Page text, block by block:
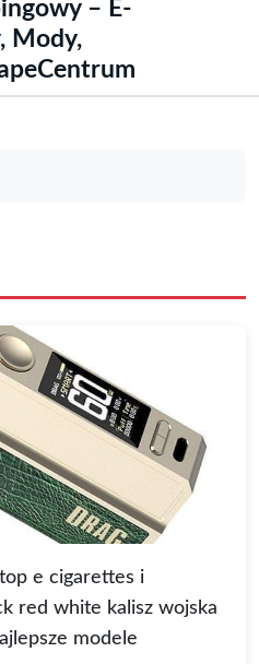
– E-
Mody,
e cigarettes i
red white kalisz wojska
modele